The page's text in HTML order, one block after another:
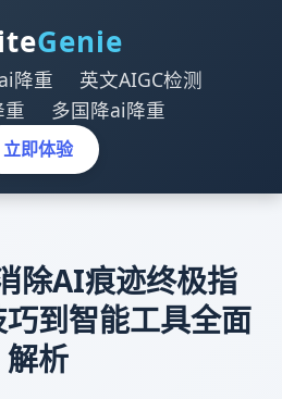
Genie
降重
英文AIGC检测
多国降ai降重
立即体验
除AI痕迹终极指
到智能工具全面
解析